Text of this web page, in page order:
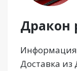
Дракон
Информация
Доставка из